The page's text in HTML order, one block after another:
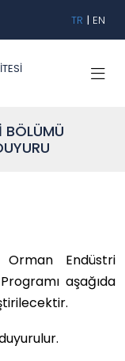
TR | EN
BÖLÜMÜ
Endüstri
aşağıda